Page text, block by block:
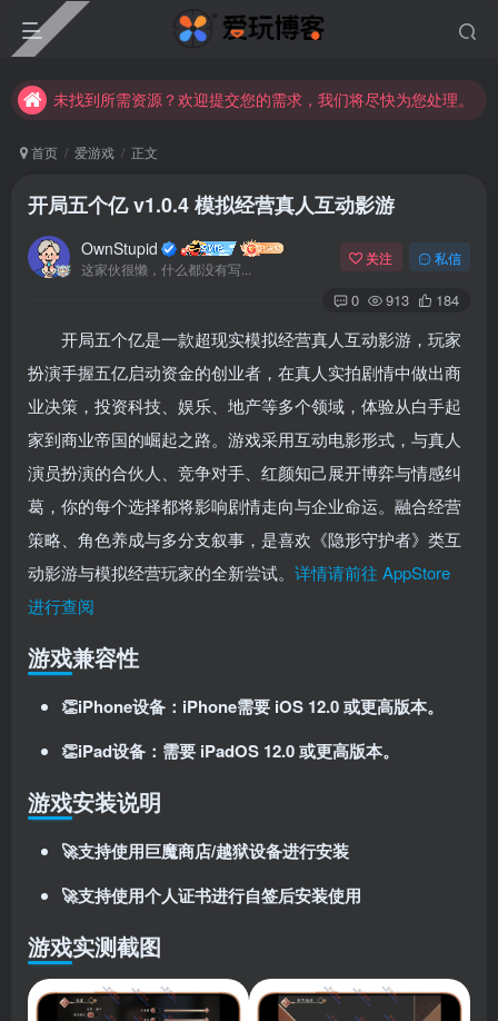
未找到所需资源？欢迎提交您的需求，我们将尽快为您处理。
未找到所需资源？欢迎提交您的需求，我们将尽快为您处理。
首页 爱游戏 正文
开局五个亿 v1.0.4 模拟经营真人互动影游
OwnStupid
这家伙很懒，什么都没有写...
关注 私信
0 913 184
开局五个亿是一款超现实模拟经营真人互动影游，玩家
扮演手握五亿启动资金的创业者，在真人实拍剧情中做出商
业决策，投资科技、娱乐、地产等多个领域，体验从白手起
家到商业帝国的崛起之路。游戏采用互动电影形式，与真人
演员扮演的合伙人、竞争对手、红颜知己展开博弈与情感纠
葛，你的每个选择都将影响剧情走向与企业命运。融合经营
策略、角色养成与多分支叙事，是喜欢《隐形守护者》类互
动影游与模拟经营玩家的全新尝试。 详情请前往 AppStore
进行查阅
游戏兼容性
👏iPhone设备：iPhone需要 iOS 12.0 或更高版本。
👏iPad设备：需要 iPadOS 12.0 或更高版本。
游戏安装说明
🚀支持使用巨魔商店/越狱设备进行安装
🚀支持使用个人证书进行自签后安装使用
游戏实测截图
登录
没有账号？立即注册
用户名或邮箱
登录密码
记住登录 找回密码
使用社交账号登录即表示同意 用户协议、隐私声明